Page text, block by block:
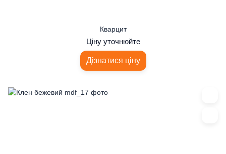
Кварцит
Ціну уточнюйте
Дізнатися ціну